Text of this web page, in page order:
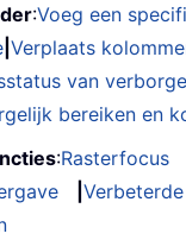
:Voeg een
Verplaats
van
bereiken en
:Rasterfocus